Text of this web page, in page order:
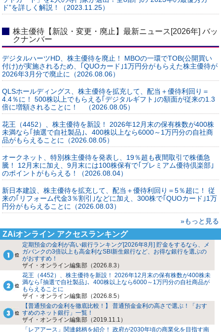
ド”を詳しく解説！（2023.11.25）
株主優待【新設・変更・廃止】最新ニュース[2026年] バッ
クナンバー
デジタルハーツHD、株主優待を廃止！ MBOの一環でTOB(公開買い
付け)が実施されるため、｢QUOカード｣1万円分がもらえた株主優待が
2026年3月分で廃止に（2026.08.06）
QLSホールディングス、株主優待を拡充して、配当＋優待利回り＝
4.4％に！ 500株以上でもらえる｢デジタルギフト｣の額面が従来の1.3
倍に増額されることに！ （2026.08.05）
花王（4452）、株主優待を新設！ 2026年12月末の保有株数が400株
未満なら｢抽選で自社製品｣、400株以上なら6000～1万円分の自社商
品がもらえることに（2026.08.05）
オークネット、特別株主優待を発表し、19％超も夜間取引で株価急
騰！ 12月末に加え、9月末には100株保有で｢プレミアム優待倶楽部｣
のポイントがもらえる！（2026.08.04）
新日本建設、株主優待を拡充して、配当＋優待利回り＝5％超に！ 従
来の｢リフォーム代金3％割引｣などに加え、300株で｢QUOカード｣1万
円分がもらえることに（2026.08.03）
»もっと見る
ZAiオンライン アクセスランキング
定期預金の金利が高い銀行ランキング[2026年8月] 貯金をするなら、メ
ガバンクの3倍以上も高金利なSBI新生銀行など、お得な銀行を選ぶの
がおすすめ！
ザイ・オンライン編集部（2026.8.3）
花王（4452）、株主優待を新設！ 2026年12月末の保有株数が400株未
満なら｢抽選で自社製品｣、400株以上なら6000～1万円分の自社商品が
もらえることに
ザイ・オンライン編集部（2026.8.5）
【普通預金の金利を徹底比較！】 普通預金金利の高さで選ぶ！「おす
すめのネット銀行」一覧！
ザイ・オンライン編集部（2019.11.1）
「レアアース」関連銘柄を紹介！ 政府が2030年頃の商業化を目指す南